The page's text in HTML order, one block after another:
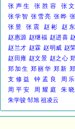
张声生
张胜容
张
张学智 张雪亮 张晔
张昱
张震 赵彬
赵
赵惠源 赵继福 赵进喜
赵兰才 赵霖 赵明威 赵
赵田雍 赵文景 赵之心
郑加生 郑丽华 郑新
支修益
钟孟良
周
周平安
周耀庭
朱
朱学骏 邹旭 祖凌云